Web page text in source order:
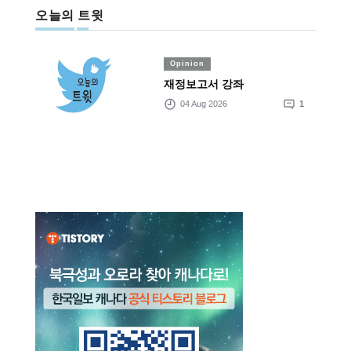
오늘의 트윗
Opinion
재정보고서 강좌
04 Aug 2026 1